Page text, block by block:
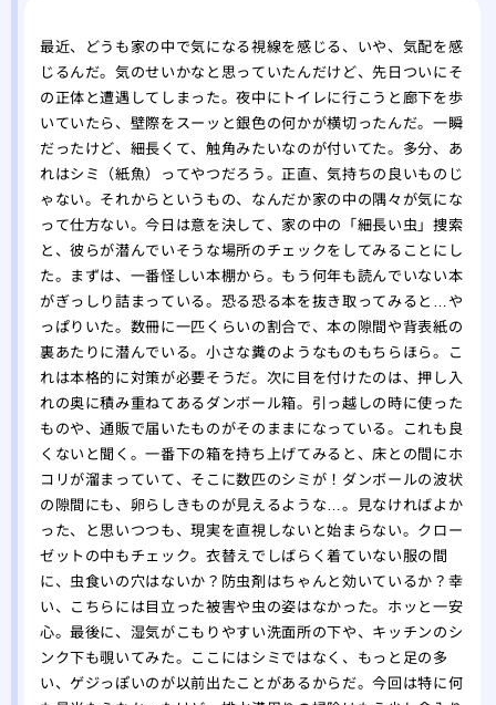
ス
る方
ス
ス
の
ミ
駆
ミ
要性
最近、どうも家の中で気になる視線を感じる、いや、気配を感
じるんだ。気のせいかなと思っていたんだけど、先日ついにそ
の正体と遭遇してしまった。夜中にトイレに行こうと廊下を歩
いていたら、壁際をスーッと銀色の何かが横切ったんだ。一瞬
だったけど、細長くて、触角みたいなのが付いてた。多分、あ
れはシミ（紙魚）ってやつだろう。正直、気持ちの良いものじ
ゃない。それからというもの、なんだか家の中の隅々が気にな
って仕方ない。今日は意を決して、家の中の「細長い虫」捜索
と、彼らが潜んでいそうな場所のチェックをしてみることにし
た。まずは、一番怪しい本棚から。もう何年も読んでいない本
がぎっしり詰まっている。恐る恐る本を抜き取ってみると…や
っぱりいた。数冊に一匹くらいの割合で、本の隙間や背表紙の
裏あたりに潜んでいる。小さな糞のようなものもちらほら。こ
れは本格的に対策が必要そうだ。次に目を付けたのは、押し入
れの奥に積み重ねてあるダンボール箱。引っ越しの時に使った
ものや、通販で届いたものがそのままになっている。これも良
くないと聞く。一番下の箱を持ち上げてみると、床との間にホ
コリが溜まっていて、そこに数匹のシミが！ダンボールの波状
の隙間にも、卵らしきものが見えるような…。見なければよか
った、と思いつつも、現実を直視しないと始まらない。クロー
ゼットの中もチェック。衣替えでしばらく着ていない服の間
に、虫食いの穴はないか？防虫剤はちゃんと効いているか？幸
い、こちらには目立った被害や虫の姿はなかった。ホッと一安
心。最後に、湿気がこもりやすい洗面所の下や、キッチンのシ
ンク下も覗いてみた。ここにはシミではなく、もっと足の多
い、ゲジっぽいのが以前出たことがあるからだ。今回は特に何